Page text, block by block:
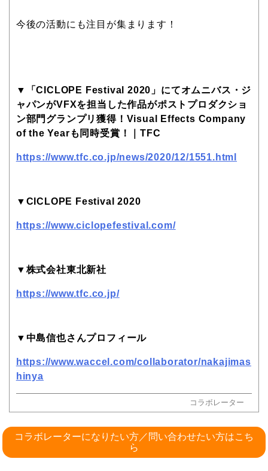
今後の活動にも注目が集まります！
▼「CICLOPE Festival 2020」にてオムニバス・ジ
ャパンがVFXを担当した作品がポストプロダクショ
ン部門グランプリ獲得！Visual Effects Company
of the Yearも同時受賞！｜TFC
https://www.tfc.co.jp/news/2020/12/1551.html
▼CICLOPE Festival 2020
https://www.ciclopefestival.com/
▼株式会社東北新社
https://www.tfc.co.jp/
▼中島信也さんプロフィール
https://www.waccel.com/collaborator/nakajimas
hinya
コラボレーター
コラボレーターになりたい方／問い合わせたい方はこち
ら